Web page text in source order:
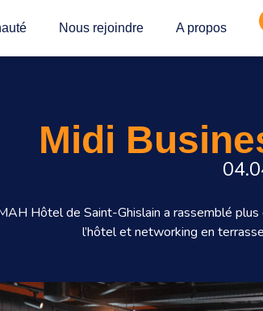
Nous rejoindre A propos
Midi
Hôtel de Saint-Ghislain a rassemblé
l’hôtel et networking en